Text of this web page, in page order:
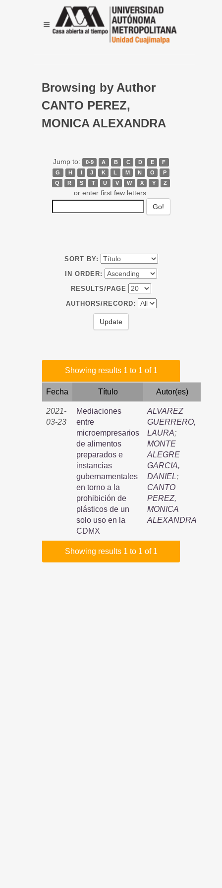
Browsing by Author
CANTO PEREZ,
MONICA ALEXANDRA
Jump to: 0-9 A B C D E
F
G
H I J K L M N O
P
Q
R S T U V W X Y Z
or enter first few letters:
SORT BY:
IN ORDER:
RESULTS/PAGE
AUTHORS/RECORD:
Showing results 1 to 1 of 1
Fecha Título Autor(es)
2021-
03-23
Mediaciones
entre
microempresarios
de alimentos
preparados e
instancias
gubernamentales
en torno a la
prohibición de
plásticos de un
solo uso en la
CDMX
ALVAREZ
GUERRERO,
LAURA;
MONTE
ALEGRE
GARCIA,
DANIEL;
CANTO
PEREZ,
MONICA
ALEXANDRA
Showing results 1 to 1 of 1